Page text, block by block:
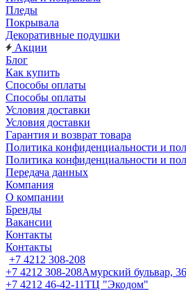
Пледы
Покрывала
Декоративные подушки
Акции
Блог
Как купить
Способы оплаты
Способы оплаты
Условия доставки
Условия доставки
Гарантия и возврат товара
Политика конфиденциальности и
Политика конфиденциальности и
Передача данных
Компания
О компании
Бренды
Вакансии
Контакты
Контакты
+7 4212 308-208
+7 4212 308-208Амурский бульвар, 36
+7 4212 46-42-11ТЦ "Экодом"